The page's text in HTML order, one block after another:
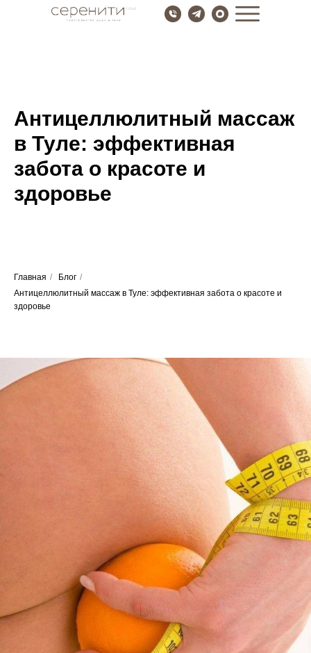
Антицеллюлитный массаж
в Туле: эффективная
забота о красоте и
здоровье
Главная / Блог /
Антицеллюлитный массаж в Туле: эффективная забота о красоте и
здоровье